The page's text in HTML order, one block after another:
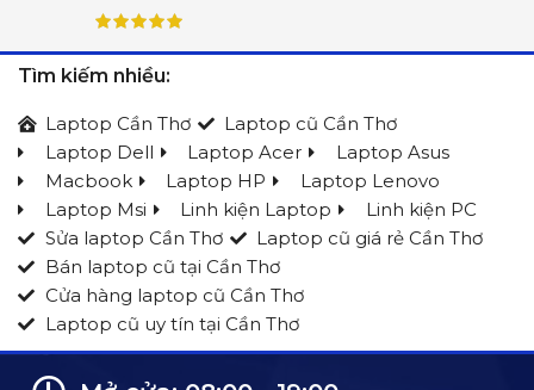
Tìm kiếm nhiều:
Laptop Cần Thơ
Laptop cũ Cần Thơ
Laptop Dell
Laptop Acer
Laptop Asus
Macbook
Laptop HP
Laptop Lenovo
Laptop Msi
Linh kiện Laptop
Linh kiện PC
Sửa laptop Cần Thơ
Laptop cũ giá rẻ Cần Thơ
Bán laptop cũ tại Cần Thơ
Cửa hàng laptop cũ Cần Thơ
Laptop cũ uy tín tại Cần Thơ